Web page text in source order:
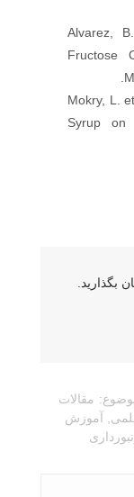
Alvarez,
Fructose
Mokry, L.
Syrup
بگذارید.
مقالات
آموزش